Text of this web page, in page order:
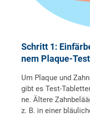
Schritt 1:
nem Pla­que-Test
Um Pla­que und
gibt es Test-
ne. Äl­te­re
z. B. in ei­ner